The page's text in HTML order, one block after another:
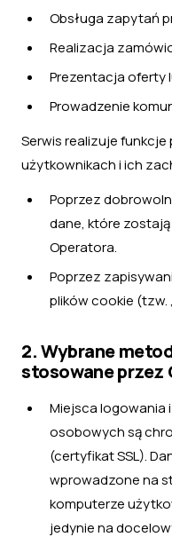
Obsługa zapytań
Realizacja
Prezentacja oferty
Prowadzenie
Serwis realizuje
użytkownikach i ich
Poprzez
dane, które
Operatora.
Poprzez
plików cookie (tzw.
2. Wybrane
stosowane przez
Miejsca logowania
osobowych są
(certyfikat SSL).
wprowadzone na
komputerze
jedynie na